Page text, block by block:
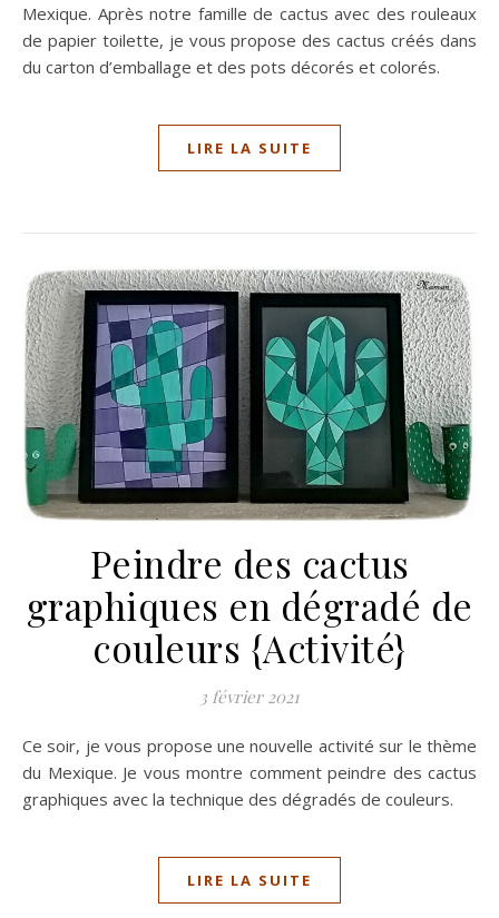
Mexique. Après notre famille de cactus avec des rouleaux
de papier toilette, je vous propose des cactus créés dans
du carton d’emballage et des pots décorés et colorés.
LIRE LA SUITE
Peindre des cactus
graphiques en dégradé de
couleurs {Activité}
3 février 2021
Ce soir, je vous propose une nouvelle activité sur le thème
du Mexique. Je vous montre comment peindre des cactus
graphiques avec la technique des dégradés de couleurs.
LIRE LA SUITE